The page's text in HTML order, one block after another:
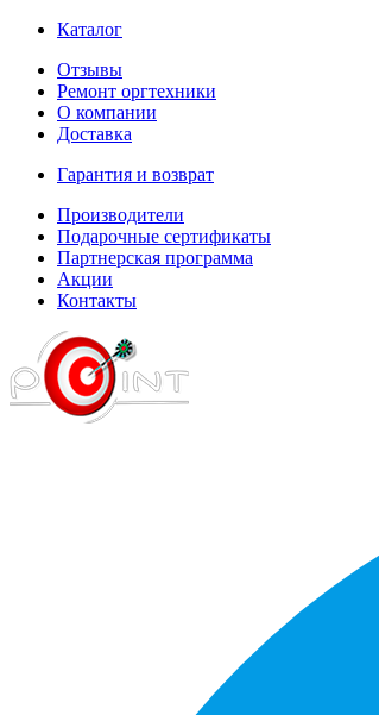
Каталог
Отзывы
Ремонт оргтехники
О компании
Доставка
Гарантия и возврат
Производители
Подарочные сертификаты
Партнерская программа
Акции
Контакты